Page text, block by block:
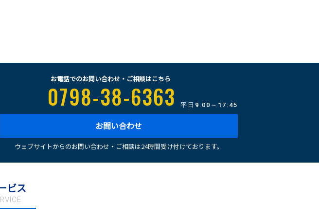
お電話でのお問い合わせ・ご相談はこちら
0798-38-6363 平日 9:00～17:45
お問い合わせ
ウェブサイトからのお問い合わせ・ご相談は24時間受け付けております。
ビス